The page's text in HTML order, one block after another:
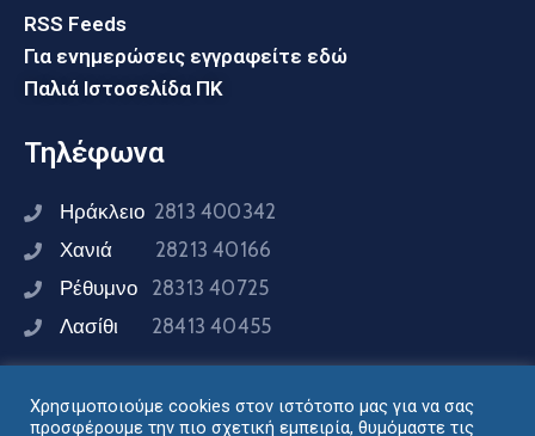
RSS Feeds
Για ενημερώσεις εγγραφείτε εδώ
Παλιά Ιστοσελίδα ΠΚ
Τηλέφωνα
Ηράκλειο 2813 400342
Χανιά 28213 40166
Ρέθυμνο 28313 40725
Λασίθι 28413 40455
Συνδεθείτε μαζί μας
Χρησιμοποιούμε cookies στον ιστότοπο μας για να σας
προσφέρουμε την πιο σχετική εμπειρία, θυμόμαστε τις